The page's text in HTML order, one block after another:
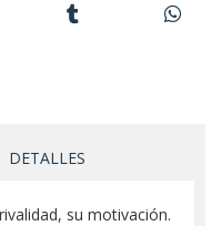
DETALLES
su motivación.